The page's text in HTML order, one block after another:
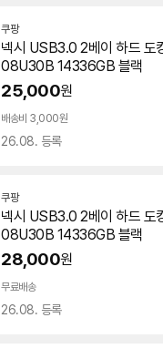
쿠팡
넥시 USB3.0 2베이 하드 도
08U30B 14336GB 블랙
25,000원
배송비 3,000원
26.08. 등록
쿠팡
넥시 USB3.0 2베이 하드 도
08U30B 14336GB 블랙
28,000원
무료배송
26.08. 등록